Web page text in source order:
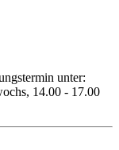
unter:
14.00 - 17.00